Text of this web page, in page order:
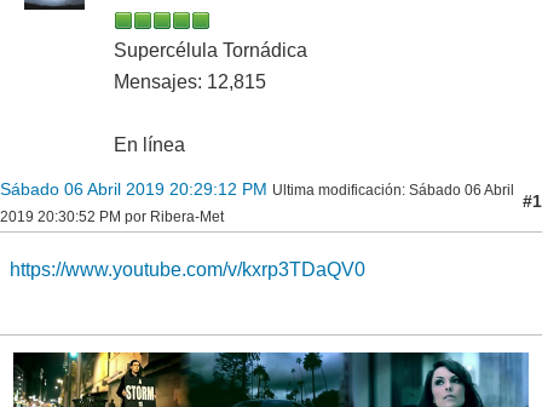
Supercélula Tornádica
Mensajes: 12,815
En línea
Sábado 06 Abril 2019 20:29:12 PM Ultima modificación: Sábado 06 Abril
2019 20:30:52 PM por Ribera-Met
#1
https://www.youtube.com/v/kxrp3TDaQV0